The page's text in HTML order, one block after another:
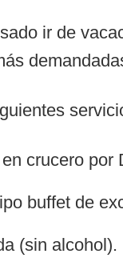
ir de
crucero por
buffet de
(sin alcohol).